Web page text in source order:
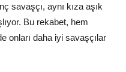
savaşçı, aynı kıza aşık
Bu rekabet, hem
onları daha iyi savaşçılar